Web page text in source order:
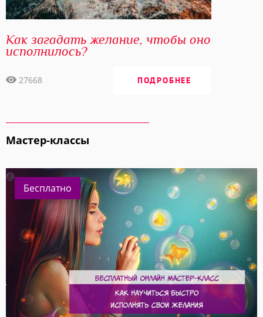
Как загадать желание, чтобы оно
исполнилось?
27668 ПОДРОБНЕЕ
Мастер-классы
Бесплатно